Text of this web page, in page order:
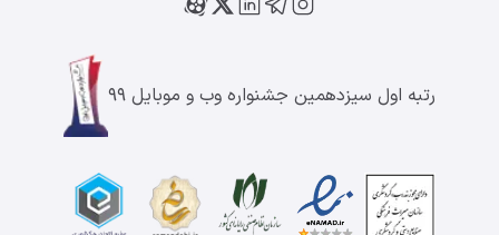
رتبه اول سیزدهمین جشنواره وب و موبایل ۹۹